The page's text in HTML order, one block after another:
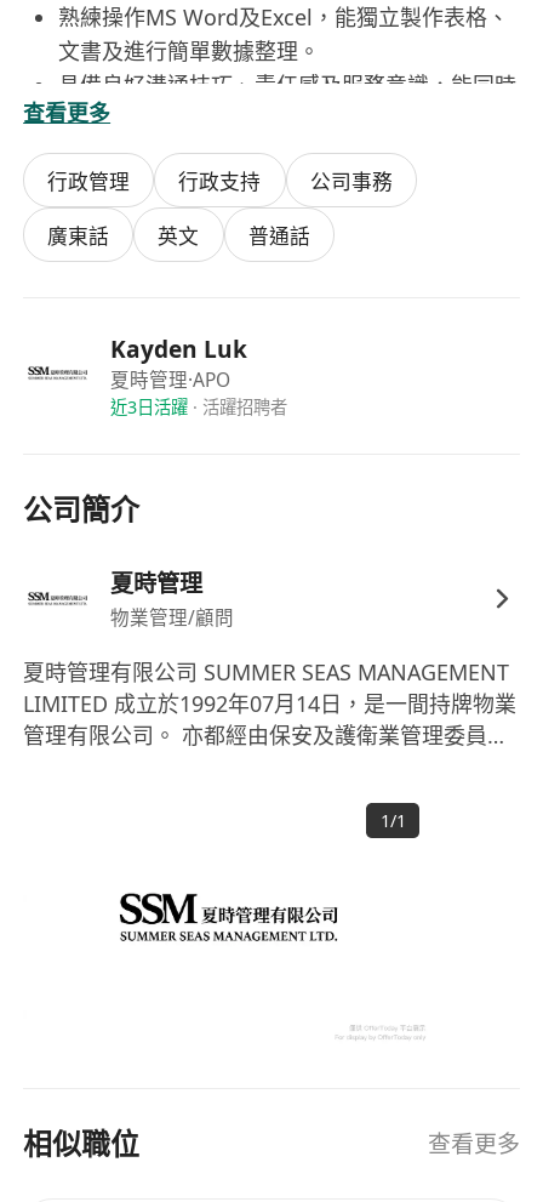
熟練操作MS Word及Excel，能獨立製作表格、
文書及進行簡單數據整理。
具備良好溝通技巧、責任感及服務意識，能同時
處理多項任務並按時交付。
須為香港永久性居民，可於星期一至五（09:00–
17:30）全職上班，工作地點包括九龍灣臨樂街
南豐商業中心及大埔辦公室。
福利
每年發放雙糧，作為年度獎勵與穩定收入保障。
月薪根據實際工作經驗及能力評定。
查看更多
行政管理 行政支持
公司事務
廣東話
英文 普通話
Kayden Luk
夏時管理·APO
近3日活躍· 活躍招聘者
公司簡介
夏時管理
物業管理/顧問
夏時管理有限公司 SUMMER SEAS MANAGEMENT
LIMITED 成立於1992年07月14日，是一間持牌物業
管理有限公司。 亦都經由保安及護衛業管理委員會
1/1
相似職位 查看更多